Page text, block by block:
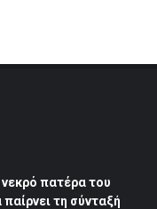
πατέρα του
τη σύνταξή